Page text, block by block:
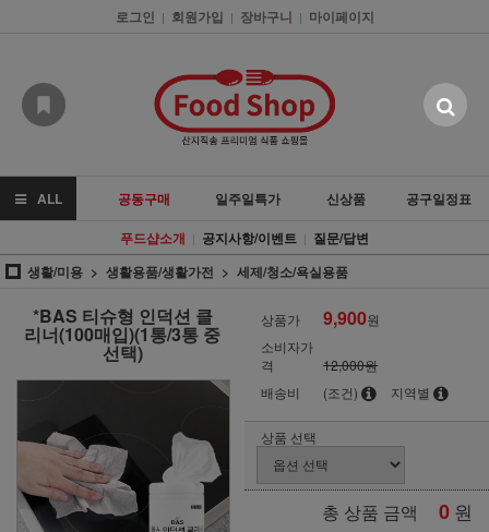
로그인 | 회원가입 | 장바구니 | 마이페이지
ALL 공동구매 일주일특가 신상품
공구일정표
푸드샵소개 | 공지사항/이벤트 | 질문/답변
생활/미용
생활용품/생활가전 세제/청소/욕실용품
*BAS 티슈형 인덕션 클
리너(100매입)(1통/3통 중
선택)
상품가 9,900원
소비자가
격
12,000원
배송비
(조건) 지역별
상품 선택
총 상품 금액 0 원